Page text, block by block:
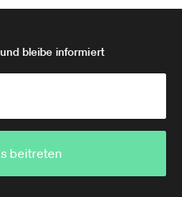
bleibe informiert
beitreten